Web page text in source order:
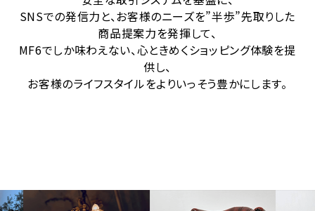
SNSでの発信力と、お客様のニーズを”半歩”先取りした
商品提案力を発揮して、
MF6でしか味わえない、心ときめくショッピング体験を提
供し、
お客様のライフスタイルをよりいっそう豊かにします。